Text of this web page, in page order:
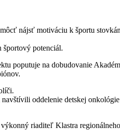
nájsť motiváciu k športu
potenciál.
poputuje na dobudovanie
oddelenie detskej
výkonný riaditeľ Klastra